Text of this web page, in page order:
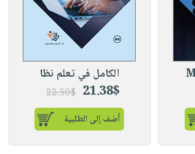
الكامل في تعلم نظا
21.38$
22.50$
أضف إلى الطلبية